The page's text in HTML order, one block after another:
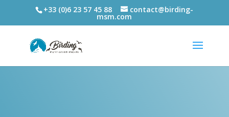
+33 (0)6 23 57 45 88 contact@birding-
msm.com